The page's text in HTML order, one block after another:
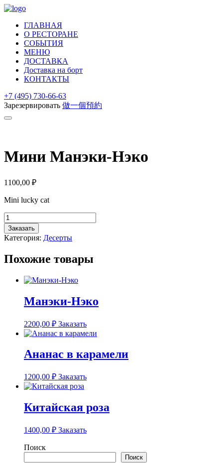
ГЛАВНАЯ
О РЕСТОРАНЕ
СОБЫТИЯ
МЕНЮ
ДОСТАВКА
Доставка на борт
КОНТАКТЫ
+7 (495) 730-66-63
Зарезервировать 做一個預約
Мини Манэки-Нэко
1100,00 ₽
Mini lucky cat
Количество
товара
Мини
Манэки-
Заказать
Категория: Десерты
Похожие товары
Манэки-Нэко
2200,00 ₽ Заказать
Ананас в карамели
1200,00 ₽ Заказать
Китайская роза
1400,00 ₽ Заказать
Поиск
Поиск